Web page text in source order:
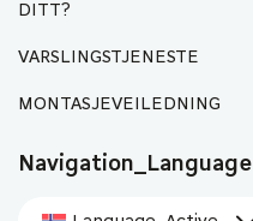
DITT?
VARSLINGSTJENESTE
MONTASJEVEILEDNING
Navigation_Language